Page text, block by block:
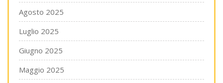
Agosto 2025
Luglio 2025
Giugno 2025
Maggio 2025